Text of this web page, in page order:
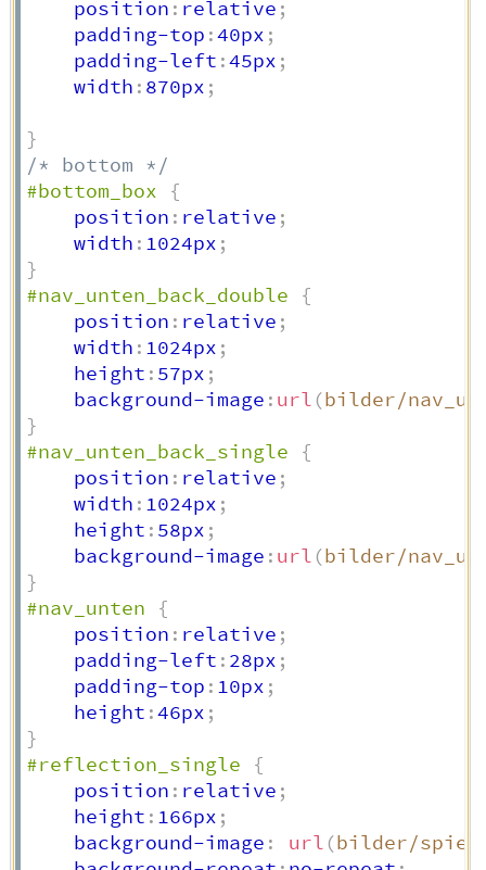
    position
: relative ;
    padding-top
:40px ;
    padding-left
:45px ;
    width
: 870px ;
}
/* bottom */
#bottom_box
{
    position
: relative ;
    width
: 1024px ;
}
#nav_unten_back_double
{
    position
: relative ;
    width
: 1024px ;
    height
: 57px ;
    background-image
: url (bilder/
}
#nav_unten_back_single
{
    position
: relative ;
    width
: 1024px ;
    height
: 58px ;
    background-image
: url (bilder/
}
#nav_unten
{
    position
: relative ;
    padding-left
: 28px ;
    padding-top
: 10px ;
    height
:46px ;
}
#reflection_single
{
    position
: relative ;
    height
: 166px ;
    background-image
: url (bilder/